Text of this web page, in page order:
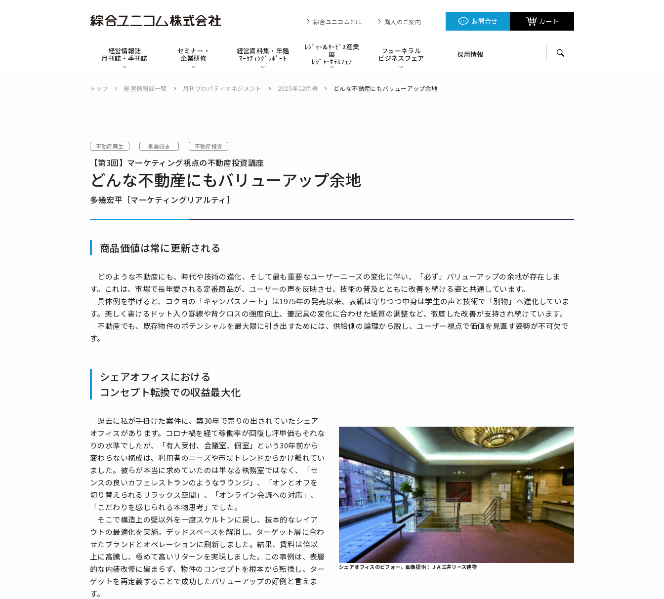
ム
経営情報誌
月刊誌・季刊誌
セミナー・
企業研修
経営資料集・年鑑
ﾏｰｹﾃｨﾝｸﾞﾚﾎﾟｰﾄ
ﾚｼﾞｬｰ&ｻｰﾋﾞｽ産業
展
ﾚｼﾞｬｰﾎﾃﾙﾌｪｱ
フューネラル
ビジネスフェア 採用情報
お問合せ カート
綜合ユニコムとは 購入のご案内
トップ 経営情報誌一覧 月刊プロパティマネジメント 2025年12月号 どんな不動産にもバリューアップ余地
――多幾宏平［マーケティングリアルティ］
どんな不動産にもバリューアップ余地
【第3回】マーケティング視点の不動産投資講座
不動産再生 事業収支 不動産投資
商品価値は常に更新される
どのような不動産にも、時代や技術の進化、そして最も重要なユーザーニーズの変化に伴い、「必ず」バリューアップの余地が存在しま
す。これは、市場で長年愛される定番商品が、ユーザーの声を反映させ、技術の普及とともに改善を続ける姿と共通しています。
具体例を挙げると、コクヨの「キャンパスノート」は1975年の発売以来、表紙は守りつつ中身は学生の声と技術で「別物」へ進化していま
す。美しく書けるドット入り罫線や背クロスの強度向上、筆記具の変化に合わせた紙質の調整など、徹底した改善が支持され続けています。
不動産でも、既存物件のポテンシャルを最大限に引き出すためには、供給側の論理から脱し、ユーザー視点で価値を見直す姿勢が不可欠で
す。
シェアオフィスにおける
コンセプト転換での収益最大化
過去に私が手掛けた案件に、築30年で売りの出されていたシェア
オフィスがあります。コロナ禍を経て稼働率が回復し坪単価もそれな
りの水準でしたが、「有人受付、会議室、個室」という30年前から
変わらない構成は、利用者のニーズや市場トレンドからかけ離れてい
ました。彼らが本当に求めていたのは単なる執務室ではなく、「セ
ンスの良いカフェレストランのようなラウンジ」、「オンとオフを
切り替えられるリラックス空間」、「オンライン会議への対応」、
「こだわりを感じられる本物思考」でした。
そこで構造上の壁以外を一度スケルトンに戻し、抜本的なレイア
ウトの最適化を実施。デッドスペースを解消し、ターゲット層に合わ
せたブランドとオペレーションに刷新しました。結果、賃料は倍以
上に高騰し、極めて高いリターンを実現しました。この事例は、表層
的な内装改修に留まらず、物件のコンセプトを根本から転換し、ター
ゲットを再定義することで成功したバリューアップの好例と言えま
す。
シェアオフィスのビフォー。画像提供：ＪＡ三井リース建物